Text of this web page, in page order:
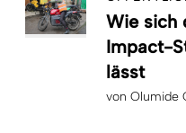
Wie sich
Impact-
lässt
von Olumide